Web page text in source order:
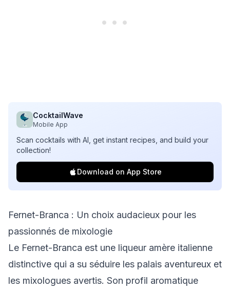
CocktailWave
Mobile App
Scan cocktails with AI, get instant recipes, and build your
collection!
Download on App Store
Fernet-Branca : Un choix audacieux pour les
passionnés de mixologie
Le Fernet-Branca est une liqueur amère italienne
distinctive qui a su séduire les palais aventureux et
les mixologues avertis. Son profil aromatique